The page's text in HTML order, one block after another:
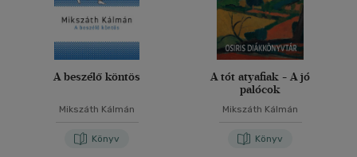
A beszélő köntös
Mikszáth Kálmán
Könyv
A tót atyafiak - A jó
palócok
Mikszáth Kálmán
Könyv